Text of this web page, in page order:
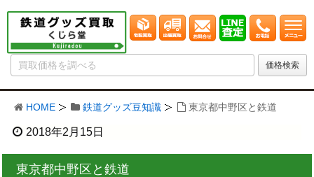
HOME 鉄道グッズ豆知識 東京都中野区と鉄道
2018年2月15日
東京都中野区と鉄道